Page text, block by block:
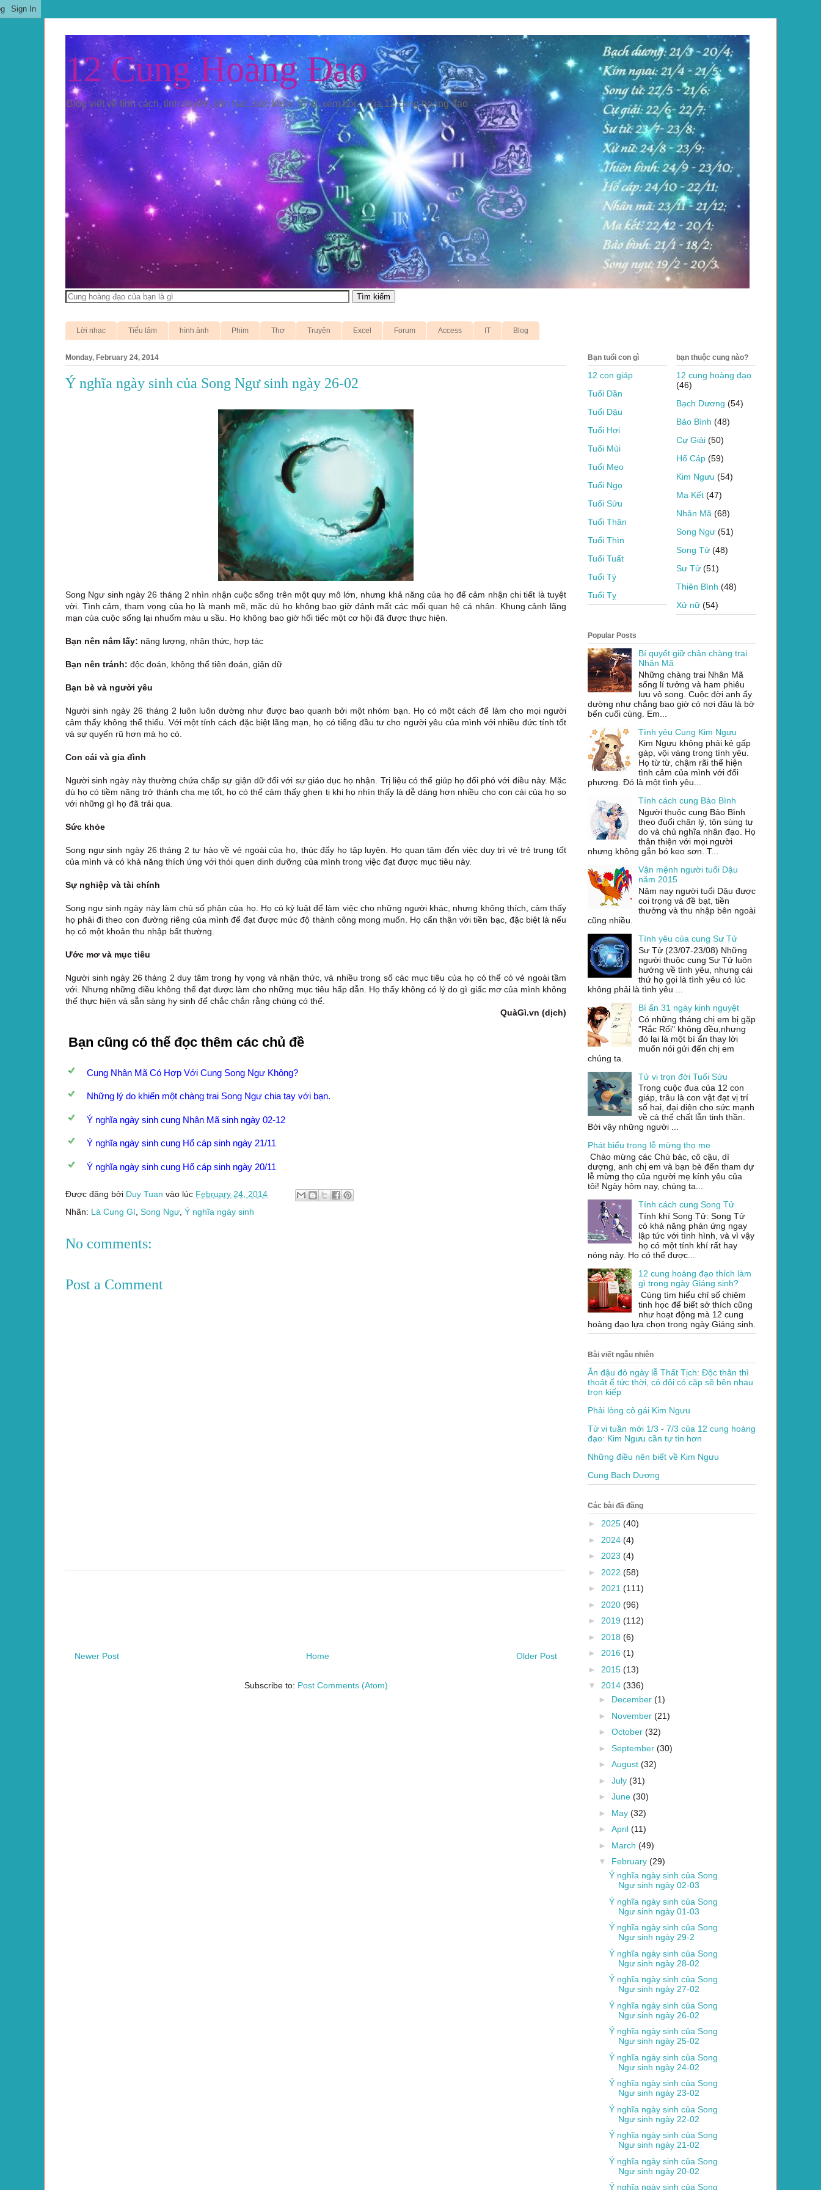
12 Cung Hoàng Đạo
Blog viết về tính cách, tình duyên, tiền bạc, sức khỏe, tử vi, xem bói... của 12 cung hoàng đạo
Lời nhạc Tiếu lâm hình ảnh Phim Thơ Truyện Excel Forum Access IT Blog
Monday, February 24, 2014
Ý nghĩa ngày sinh của Song Ngư sinh ngày 26-02
Song Ngư sinh ngày 26 tháng 2 nhìn nhận cuộc sống trên một quy mô lớn, nhưng khả năng của họ để cảm nhận chi tiết là tuyệt
vời. Tình cảm, tham vọng của họ là mạnh mẽ, mặc dù họ không bao giờ đánh mất các mối quan hệ cá nhân. Khung cảnh lãng
mạn của cuộc sống lại nhuốm màu u sầu. Họ không bao giờ hối tiếc một cơ hội đã được thực hiện.
Bạn nên nắm lấy: năng lượng, nhận thức, hợp tác
Bạn nên tránh: độc đoán, không thể tiên đoán, giận dữ
Bạn bè và người yêu
Người sinh ngày 26 tháng 2 luôn luôn dường như được bao quanh bởi một nhóm bạn. Họ có một cách để làm cho mọi người
cảm thấy không thể thiếu. Với một tính cách đặc biệt lãng mạn, họ có tiếng đầu tư cho người yêu của mình với nhiều đức tính tốt
và sự quyến rũ hơn mà họ có.
Con cái và gia đình
Người sinh ngày này thường chứa chấp sự giận dữ đối với sự giáo dục họ nhận. Trị liệu có thể giúp họ đối phó với điều này. Mặc
dù họ có tiềm năng trở thành cha mẹ tốt, họ có thể cảm thấy ghen tị khi họ nhìn thấy là dễ dàng hơn nhiều cho con cái của họ so
với những gì họ đã trải qua.
Sức khỏe
Song ngư sinh ngày 26 tháng 2 tự hào về vẻ ngoài của họ, thúc đẩy họ tập luyện. Họ quan tâm đến việc duy trì vẻ trẻ trung tốt
của mình và có khả năng thích ứng với thói quen dinh dưỡng của mình trong việc đạt được mục tiêu này.
Sự nghiệp và tài chính
Song ngư sinh ngày này làm chủ số phận của họ. Họ có kỷ luật để làm việc cho những người khác, nhưng không thích, cảm thấy
họ phải đi theo con đường riêng của mình để đạt được mức độ thành công mong muốn. Họ cẩn thận với tiền bạc, đặc biệt là nếu
họ có một khoản thu nhập bất thường.
Ước mơ và mục tiêu
Người sinh ngày 26 tháng 2 duy tâm trong hy vọng và nhận thức, và nhiều trong số các mục tiêu của họ có thể có vẻ ngoài tầm
với. Nhưng những điều không thể đạt được làm cho những mục tiêu hấp dẫn. Họ thấy không có lý do gì giấc mơ của mình không
thể thực hiện và sẵn sàng hy sinh để chắc chắn rằng chúng có thể.
QuàGì.vn (dịch)
Bạn cũng có thể đọc thêm các chủ đề
Cung Nhân Mã Có Hợp Với Cung Song Ngư Không?
Những lý do khiến một chàng trai Song Ngư chia tay với bạn.
Ý nghĩa ngày sinh cung Nhân Mã sinh ngày 02-12
Ý nghĩa ngày sinh cung Hổ cáp sinh ngày 21/11
Ý nghĩa ngày sinh cung Hổ cáp sinh ngày 20/11
Được đăng bởi Duy Tuan vào lúc February 24, 2014
Nhãn: Là Cung Gì, Song Ngư, Ý nghĩa ngày sinh
No comments:
Post a Comment
Newer Post Older Post
Home
Subscribe to: Post Comments (Atom)
Bạn tuổi con gì
12 con giáp
Tuổi Dần
Tuổi Dậu
Tuổi Hợi
Tuổi Mùi
Tuổi Mẹo
Tuổi Ngọ
Tuổi Sửu
Tuổi Thân
Tuổi Thìn
Tuổi Tuất
Tuổi Tý
Tuổi Tỵ
bạn thuộc cung nào?
12 cung hoàng đạo
(46)
Bạch Dương (54)
Bảo Bình (48)
Cự Giải (50)
Hổ Cáp (59)
Kim Ngưu (54)
Ma Kết (47)
Nhân Mã (68)
Song Ngư (51)
Song Tử (48)
Sư Tử (51)
Thiên Bình (48)
Xử nữ (54)
Popular Posts
Bí quyết giữ chân chàng trai
Nhân Mã
Những chàng trai Nhân Mã
sống lí tưởng và ham phiêu
lưu vô song. Cuộc đời anh ấy
dường như chẳng bao giờ có nơi đâu là bờ
bến cuối cùng. Em...
Tình yêu Cung Kim Ngưu
Kim Ngưu không phải kẻ gấp
gáp, vội vàng trong tình yêu.
Họ từ từ, chậm rãi thể hiện
tình cảm của mình với đối
phương. Đó là một tình yêu...
Tính cách cung Bảo Bình
Người thuộc cung Bảo Bình
theo đuổi chân lý, tôn sùng tự
do và chủ nghĩa nhân đạo. Họ
thân thiện với mọi người
nhưng không gắn bó keo sơn. T...
Vận mệnh người tuổi Dậu
năm 2015
Năm nay người tuổi Dậu được
coi trọng và đề bạt, tiền
thưởng và thu nhập bên ngoài
cũng nhiều.
Tình yêu của cung Sư Tử
Sư Tử (23/07-23/08) Những
người thuộc cung Sư Tử luôn
hướng về tình yêu, nhưng cái
thứ họ gọi là tình yêu có lúc
không phải là tình yêu ...
Bí ẩn 31 ngày kinh nguyệt
Có những tháng chị em bị gặp
"Rắc Rối" không đều,nhưng
đó lại là một bí ẩn thay lời
muốn nói gửi đến chị em
chúng ta.
Tử vi trọn đời Tuổi Sửu
Trong cuộc đua của 12 con
giáp, trâu là con vật đạt vị trí
số hai, đại diện cho sức mạnh
về cả thể chất lẫn tinh thần.
Bởi vậy những người ...
Phát biểu trong lễ mừng thọ mẹ
Chào mừng các Chú bác, cô cậu, dì
dượng, anh chị em và bạn bè đến tham dự
lễ mừng thọ của người mẹ kính yêu của
tôi! Ngày hôm nay, chúng ta...
Tính cách cung Song Tử
Tính khí Song Tử: Song Tử
có khả năng phản ứng ngay
lập tức với tình hình, và vì vậy
họ có một tính khí rất hay
nóng nảy. Họ có thể được...
12 cung hoàng đạo thích làm
gì trong ngày Giáng sinh?
Cùng tìm hiểu chỉ số chiêm
tinh học để biết sở thích cũng
như hoạt động mà 12 cung
hoàng đạo lựa chọn trong ngày Giáng sinh.
Bài viết ngẫu nhiên
Ăn đậu đỏ ngày lễ Thất Tịch: Độc thân thì
thoát ế tức thời, có đôi có cặp sẽ bên nhau
trọn kiếp
Phải lòng cô gái Kim Ngưu
Tử vi tuần mới 1/3 - 7/3 của 12 cung hoàng
đạo: Kim Ngưu cần tự tin hơn
Những điều nên biết về Kim Ngưu
Cung Bạch Dương
Các bài đã đăng
► 2025 (40)
► 2024 (4)
► 2023 (4)
► 2022 (58)
► 2021 (111)
► 2020 (96)
► 2019 (112)
► 2018 (6)
► 2016 (1)
► 2015 (13)
▼ 2014 (336)
► December (1)
► November (21)
► October (32)
► September (30)
► August (32)
► July (31)
► June (30)
► May (32)
► April (11)
► March (49)
▼ February (29)
Ý nghĩa ngày sinh của Song
Ngư sinh ngày 02-03
Ý nghĩa ngày sinh của Song
Ngư sinh ngày 01-03
Ý nghĩa ngày sinh của Song
Ngư sinh ngày 29-2
Ý nghĩa ngày sinh của Song
Ngư sinh ngày 28-02
Ý nghĩa ngày sinh của Song
Ngư sinh ngày 27-02
Ý nghĩa ngày sinh của Song
Ngư sinh ngày 26-02
Ý nghĩa ngày sinh của Song
Ngư sinh ngày 25-02
Ý nghĩa ngày sinh của Song
Ngư sinh ngày 24-02
Ý nghĩa ngày sinh của Song
Ngư sinh ngày 23-02
Ý nghĩa ngày sinh của Song
Ngư sinh ngày 22-02
Ý nghĩa ngày sinh của Song
Ngư sinh ngày 21-02
Ý nghĩa ngày sinh của Song
Ngư sinh ngày 20-02
Ý nghĩa ngày sinh của Song